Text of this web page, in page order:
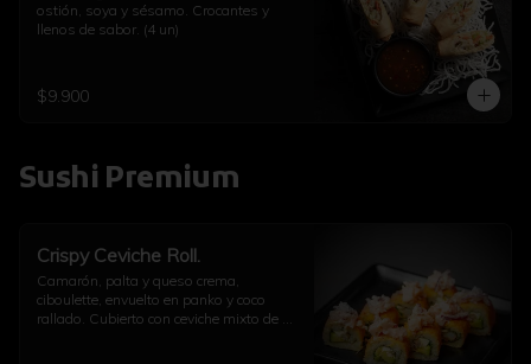
ostión, soya y sésamo. Crocantes y
llenos de sabor. (4 un)
$9.900
Sushi Premium
Crispy Ceviche Roll.
Camarón, palta y queso crema,
ciboulette, envuelto en panko y coco
rallado. Cubierto con ceviche mixto de